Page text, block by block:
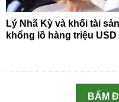
Lý Nhã Kỳ và khối tài sản
khổng lồ hàng triệu USD
BẤM